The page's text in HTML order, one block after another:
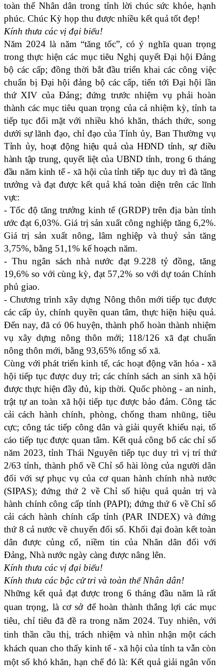
toàn thể Nhân dân trong tỉnh lời chúc sức khỏe, hạnh
phúc. Chúc Kỳ họp thu được nhiều kết quả tốt đẹp!
Kính thưa các vị đại biểu!
Năm 2024 là năm “tăng tốc”, có ý nghĩa quan trọng
trong thực hiện các mục tiêu Nghị quyết Đại hội Đảng
bộ các cấp; đồng thời bắt đầu triển khai các công việc
chuẩn bị Đại hội đảng bộ các cấp, tiến tới Đại hội lần
thứ XIV của Đảng; đứng trước nhiệm vụ phải hoàn
thành các mục tiêu quan trọng của cả nhiệm kỳ, tỉnh ta
tiếp tục đối mặt với nhiều khó khăn, thách thức, song
dưới sự lãnh đạo, chỉ đạo của Tỉnh ủy, Ban Thường vụ
Tỉnh ủy, hoạt động hiệu quả của HĐND tỉnh, sự điều
hành tập trung, quyết liệt của UBND tỉnh, trong 6 tháng
đầu năm kinh tế - xã hội của tỉnh tiếp tục duy trì đà tăng
trưởng và đạt được kết quả khá toàn diện trên các lĩnh
vực:
- Tốc độ tăng trưởng kinh tế (GRDP) trên địa bàn tỉnh
ước đạt 6,03%. Giá trị sản xuất công nghiệp tăng 6,2%.
Giá trị sản xuất nông, lâm nghiệp và thuỷ sản tăng
3,75%, bằng 51,1% kế hoạch năm.
- Thu ngân sách nhà nước đạt 9.228 tỷ đồng, tăng
19,6% so với cùng kỳ, đạt 57,2% so với dự toán Chính
phủ giao.
- Chương trình xây dựng Nông thôn mới tiếp tục được
các cấp ủy, chính quyền quan tâm, thực hiện hiệu quả.
Đến nay, đã có 06 huyện, thành phố hoàn thành nhiệm
vụ xây dựng nông thôn mới; 118/126 xã đạt chuẩn
nông thôn mới, bằng 93,65% tổng số xã.
Cùng với phát triển kinh tế, các hoạt động văn hóa - xã
hội tiếp tục được duy trì; các chính sách an sinh xã hội
được thực hiện đầy đủ, kịp thời. Quốc phòng - an ninh,
trật tự an toàn xã hội tiếp tục được bảo đảm. Công tác
cải cách hành chính, phòng, chống tham nhũng, tiêu
cực; công tác tiếp công dân và giải quyết khiếu nại, tố
cáo tiếp tục được quan tâm. Kết quả công bố các chỉ số
năm 2023, tỉnh Thái Nguyên tiếp tục duy trì vị trí thứ
2/63 tỉnh, thành phố về Chỉ số hài lòng của người dân
đối với sự phục vụ của cơ quan hành chính nhà nước
(SIPAS); đứng thứ 2 về Chỉ số hiệu quả quản trị và
hành chính công cấp tỉnh (PAPI); đứng thứ 6 về Chỉ số
cải cách hành chính cấp tỉnh (PAR INDEX) và đứng
thứ 8 cả nước về chuyển đổi số. Khối đại đoàn kết toàn
dân được củng cố, niềm tin của Nhân dân đối với
Đảng, Nhà nước ngày càng được nâng lên.
Kính thưa các vị đại biểu!
Kính thưa các bậc cử tri và toàn thể Nhân dân!
Những kết quả đạt được trong 6 tháng đầu năm là rất
quan trọng, là cơ sở để hoàn thành thắng lợi các mục
tiêu, chỉ tiêu đã đề ra trong năm 2024. Tuy nhiên, với
tinh thần cầu thị, trách nhiệm và nhìn nhận một cách
khách quan cho thấy kinh tế - xã hội của tỉnh ta vẫn còn
một số khó khăn, hạn chế đó là: Kết quả giải ngân vốn